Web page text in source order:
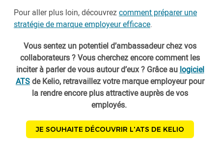
Pour aller plus loin, découvrezcomment préparer une
stratégie de marque employeur efficace.
Vous sentez un potentiel d’ambassadeur chez vos
collaborateurs ? Vous cherchez encore comment les
inciter à parler de vous autour d’eux ? Grâce au logiciel
ATSde Kelio, retravaillez votre marque employeur pour
la rendre encore plus attractive auprès de vos
employés.
JE SOUHAITE DÉCOUVRIR L'ATS DE KELIO